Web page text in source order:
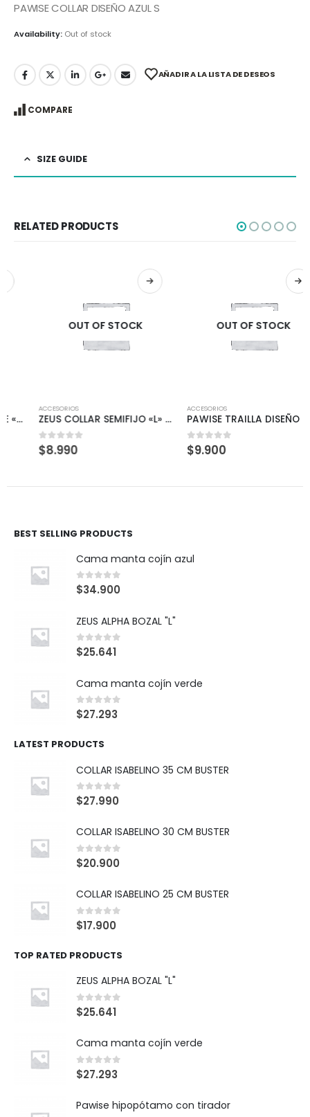
PAWISE COLLAR DISEÑO AZUL S
Availability: Out of stock
AÑADIR A LA LISTA DE DESEOS
COMPARE
SIZE GUIDE
RELATED PRODUCTS
OUT OF STOCK
ACCESORIOS
ZEUS COLLAR SEMIFIJO «L» AZUL DENIM
out of 5
8.990
OUT OF STOCK
ACCESORIOS
PAWISE TRAILLA DISEÑO ROJO S
out of 5
9.900
BEST SELLING PRODUCTS
Cama manta cojín azul
0out of 5
$34.900
ZEUS ALPHA BOZAL "L"
0out of 5
$25.641
Cama manta cojín verde
0out of 5
$27.293
LATEST PRODUCTS
COLLAR ISABELINO 35 CM BUSTER
0out of 5
$27.990
COLLAR ISABELINO 30 CM BUSTER
0out of 5
$20.900
COLLAR ISABELINO 25 CM BUSTER
0out of 5
$17.900
TOP RATED PRODUCTS
ZEUS ALPHA BOZAL "L"
0out of 5
$25.641
Cama manta cojín verde
0out of 5
$27.293
Pawise hipopótamo con tirador